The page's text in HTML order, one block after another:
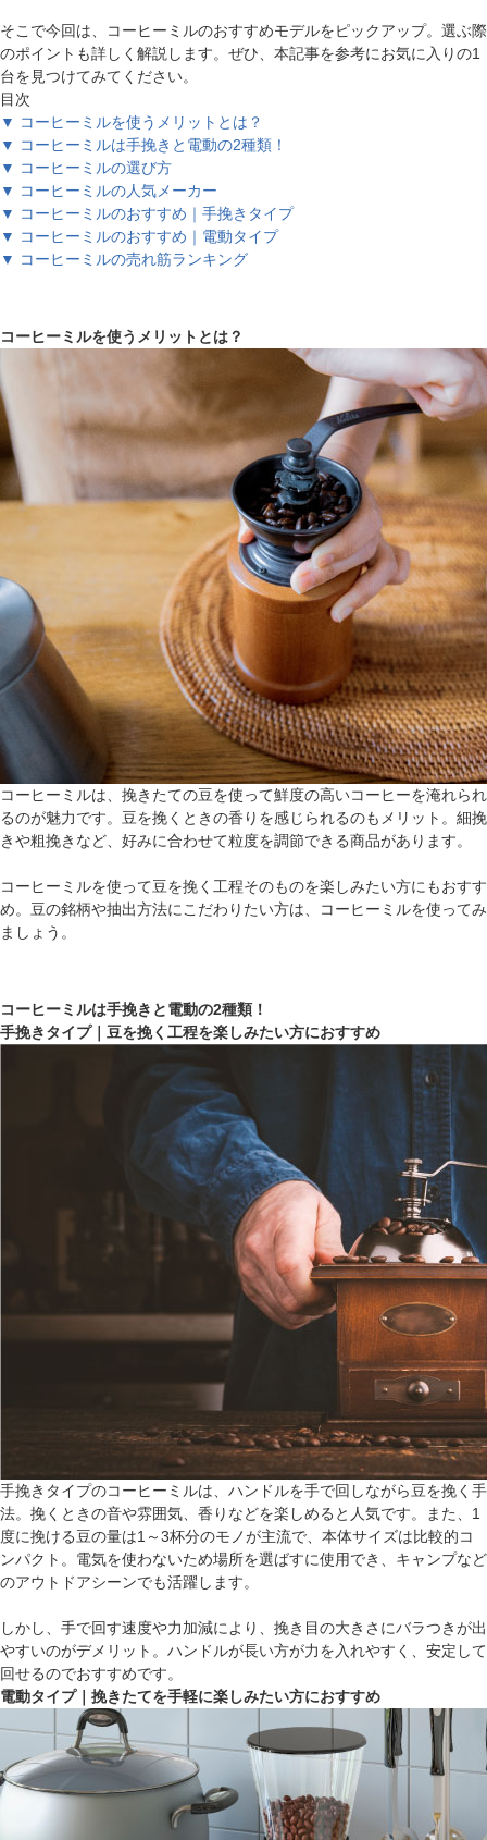
そこで今回は、コーヒーミルのおすすめモデルをピックアップ。選ぶ際
のポイントも詳しく解説します。ぜひ、本記事を参考にお気に入りの1
台を見つけてみてください。
目次
▼ コーヒーミルを使うメリットとは？
▼ コーヒーミルは手挽きと電動の2種類！
▼ コーヒーミルの選び方
▼ コーヒーミルの人気メーカー
▼ コーヒーミルのおすすめ｜手挽きタイプ
▼ コーヒーミルのおすすめ｜電動タイプ
▼ コーヒーミルの売れ筋ランキング
コーヒーミルを使うメリットとは？
コーヒーミルは、挽きたての豆を使って鮮度の高いコーヒーを淹れられ
るのが魅力です。豆を挽くときの香りを感じられるのもメリット。細挽
きや粗挽きなど、好みに合わせて粒度を調節できる商品があります。
コーヒーミルを使って豆を挽く工程そのものを楽しみたい方にもおすす
め。豆の銘柄や抽出方法にこだわりたい方は、コーヒーミルを使ってみ
ましょう。
コーヒーミルは手挽きと電動の2種類！
手挽きタイプ｜豆を挽く工程を楽しみたい方におすすめ
手挽きタイプのコーヒーミルは、ハンドルを手で回しながら豆を挽く手
法。挽くときの音や雰囲気、香りなどを楽しめると人気です。また、1
度に挽ける豆の量は1～3杯分のモノが主流で、本体サイズは比較的コ
ンパクト。電気を使わないため場所を選ばすに使用でき、キャンプなど
のアウトドアシーンでも活躍します。
しかし、手で回す速度や力加減により、挽き目の大きさにバラつきが出
やすいのがデメリット。ハンドルが長い方が力を入れやすく、安定して
回せるのでおすすめです。
電動タイプ｜挽きたてを手軽に楽しみたい方におすすめ